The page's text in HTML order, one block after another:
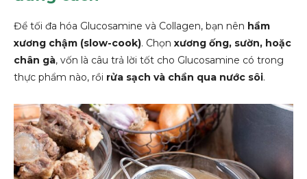
Để tối đa hóa Glucosamine và Collagen, bạn nên hầm
xương chậm (slow-cook). Chọn xương ống, sườn, hoặc
chân gà, vốn là câu trả lời tốt cho Glucosamine có trong
thực phẩm nào, rồi rửa sạch và chần qua nước sôi.